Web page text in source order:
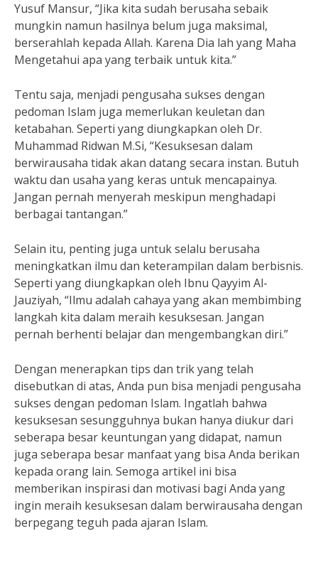
Yusuf Mansur, “Jika kita sudah berusaha sebaik
mungkin namun hasilnya belum juga maksimal,
berserahlah kepada Allah. Karena Dia lah yang Maha
Mengetahui apa yang terbaik untuk kita.”
Tentu saja, menjadi pengusaha sukses dengan
pedoman Islam juga memerlukan keuletan dan
ketabahan. Seperti yang diungkapkan oleh Dr.
Muhammad Ridwan M.Si, “Kesuksesan dalam
berwirausaha tidak akan datang secara instan. Butuh
waktu dan usaha yang keras untuk mencapainya.
Jangan pernah menyerah meskipun menghadapi
berbagai tantangan.”
Selain itu, penting juga untuk selalu berusaha
meningkatkan ilmu dan keterampilan dalam berbisnis.
Seperti yang diungkapkan oleh Ibnu Qayyim Al-
Jauziyah, “Ilmu adalah cahaya yang akan membimbing
langkah kita dalam meraih kesuksesan. Jangan
pernah berhenti belajar dan mengembangkan diri.”
Dengan menerapkan tips dan trik yang telah
disebutkan di atas, Anda pun bisa menjadi pengusaha
sukses dengan pedoman Islam. Ingatlah bahwa
kesuksesan sesungguhnya bukan hanya diukur dari
seberapa besar keuntungan yang didapat, namun
juga seberapa besar manfaat yang bisa Anda berikan
kepada orang lain. Semoga artikel ini bisa
memberikan inspirasi dan motivasi bagi Anda yang
ingin meraih kesuksesan dalam berwirausaha dengan
berpegang teguh pada ajaran Islam.